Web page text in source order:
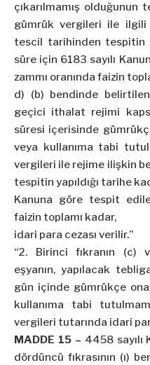
çıkarılmamış olduğunun
gümrük vergileri ile ilgili
tescil tarihinden tespitin
süre için 6183 sayılı
zammı oranında faizin
d) (b) bendinde
geçici ithalat rejimi
süresi içerisinde
veya kullanıma tabi
vergileri ile rejime ilişkin
tespitin yapıldığı tarihe
Kanuna göre tespit
faizin toplamı kadar,
idari para cezası verilir.”
“2. Birinci fıkranın (c)
eşyanın, yapılacak
gün içinde gümrükçe
kullanıma tabi
vergileri tutarında idari
MADDE 15 – 4458
dördüncü fıkrasının (ı)